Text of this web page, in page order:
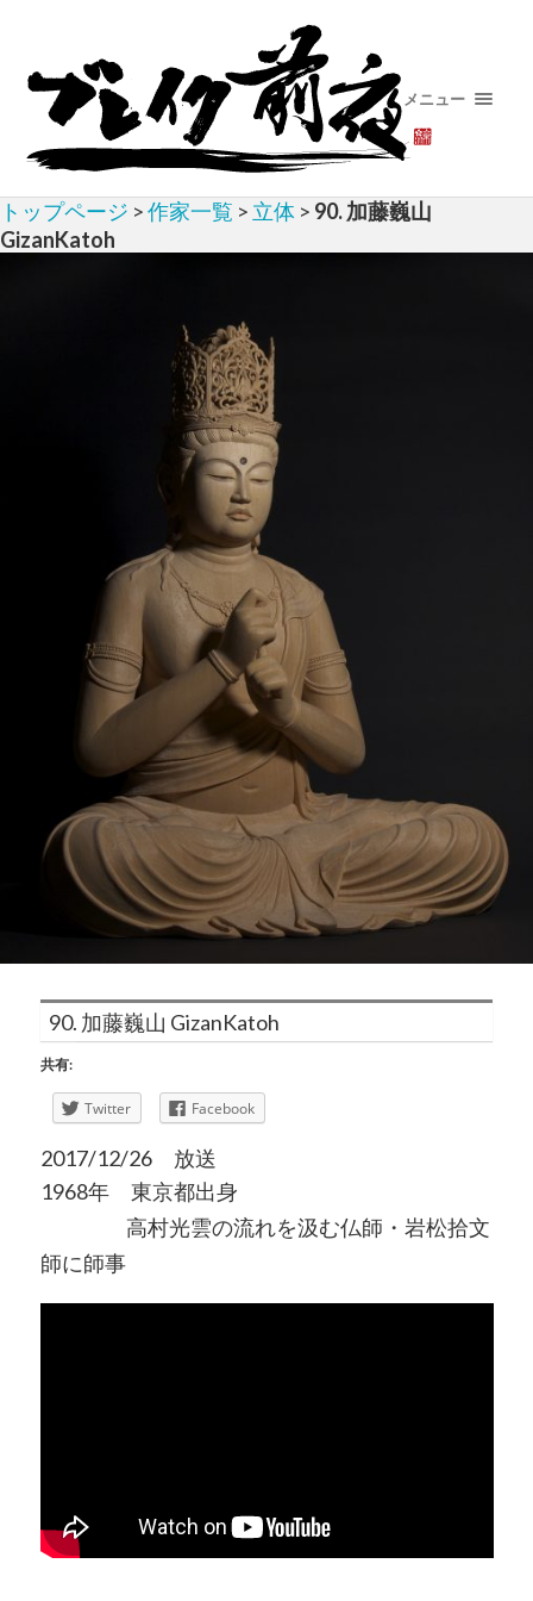
メニュー
トップページ >作家一覧 > 立体 > 90. 加藤巍山
GizanKatoh
90. 加藤巍山 GizanKatoh
共有:
Twitter Facebook
2017/12/26 放送
1968年 東京都出身
高村光雲の流れを汲む仏師・岩松拾文
師に師事